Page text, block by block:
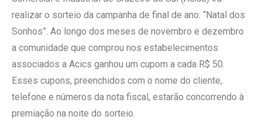
realizar o sorteio da campanha de final de ano: “Natal dos
Sonhos”. Ao longo dos meses de novembro e dezembro
a comunidade que comprou nos estabelecimentos
associados a Acics ganhou um cupom a cada R$ 50.
Esses cupons, preenchidos com o nome do cliente,
telefone e números da nota fiscal, estarão concorrendo à
premiação na noite do sorteio.